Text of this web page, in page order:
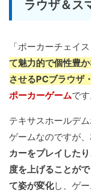
ラウザ＆ス
「ポーカーチェイ
て魅力的で個性豊
させるPCブラウザ
ポーカーゲームです
テキサスホールデ
ゲームなのですが
カーをプレイした
度を上げることが
て姿が変化し、ゲ